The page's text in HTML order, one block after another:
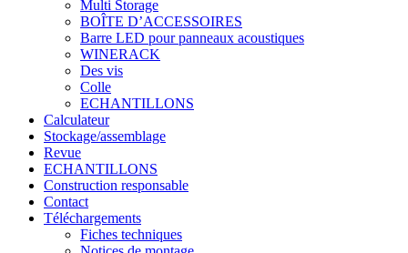
Multi Storage
BOÎTE D’ACCESSOIRES
Barre LED pour panneaux acoustiques
WINERACK
Des vis
Colle
ECHANTILLONS
Calculateur
Stockage/assemblage
Revue
ECHANTILLONS
Construction responsable
Contact
Téléchargements
Fiches techniques